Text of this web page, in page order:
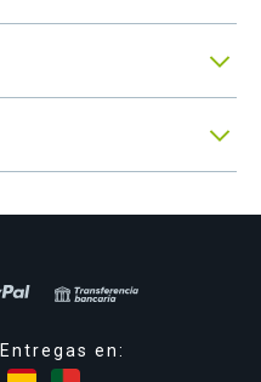


Entregas en: